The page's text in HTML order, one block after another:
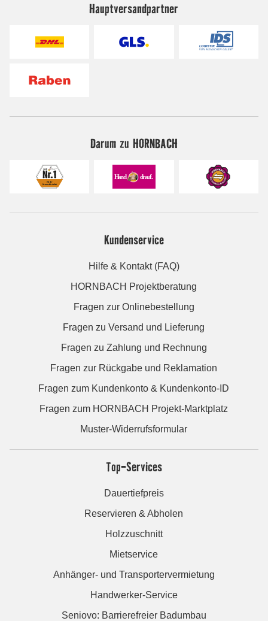
Hauptversandpartner
Darum zu HORNBACH
Kundenservice
Hilfe & Kontakt (FAQ)
HORNBACH Projektberatung
Fragen zur Onlinebestellung
Fragen zu Versand und Lieferung
Fragen zu Zahlung und Rechnung
Fragen zur Rückgabe und Reklamation
Fragen zum Kundenkonto & Kundenkonto-ID
Fragen zum HORNBACH Projekt-Marktplatz
Muster-Widerrufsformular
Top-Services
Dauertiefpreis
Reservieren & Abholen
Holzzuschnitt
Mietservice
Anhänger- und Transportervermietung
Handwerker-Service
Seniovo: Barrierefreier Badumbau